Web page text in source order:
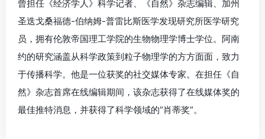
曾担任《经济学人》科学记者、《自然》杂志编辑、加州
圣迭戈桑福德-伯纳姆-普雷比斯医学发现研究所医学研究
员，拥有伦敦帝国理工学院的生物物理学博士学位。阿南
约的研究涵盖从科学政策到粒子物理学的方方面面，致力
于传播科学。他是一位获奖的社交媒体专家。在担任《自
然》杂志首席在线编辑期间，该杂志获得了在线媒体奖的
最佳推特消息，并获得了科学领域的“肖蒂奖”。